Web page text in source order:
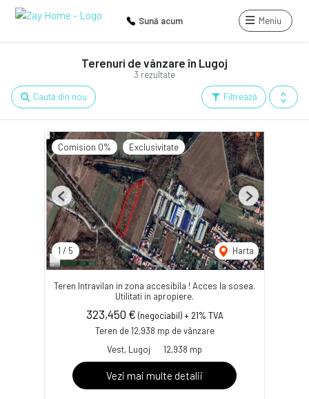
Sună acum Meniu
3 rezultate
Terenuri de vânzare în Lugoj
Filtrează
Caută din nou
Comision 0% Exclusivitate
1 / 5 Harta
Previous Next
Teren Intravilan in zona accesibila ! Acces la sosea.
Utilitati in apropiere.
323,450 € (negociabil) + 21% TVA
Teren de 12,938 mp de vânzare
Vest, Lugoj
12,938 mp
Vezi mai multe detalii